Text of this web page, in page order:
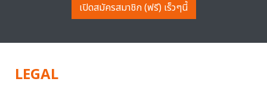
เปิดสมัครสมาชิก (ฟรี) เร็วๆนี้
LEGAL